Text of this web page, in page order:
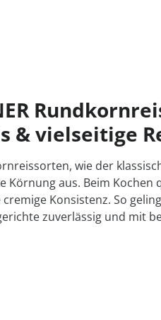
& vielseitige
wie der
Körnung aus. Beim
Konsistenz. So
zuverlässig und mit